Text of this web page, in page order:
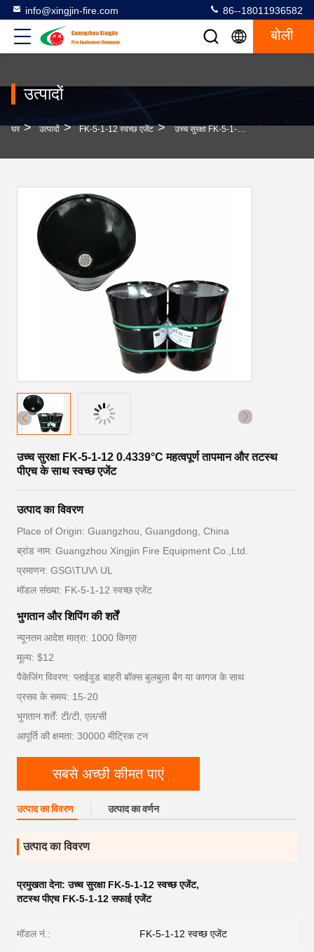
info@xingjin-fire.com 86--18011936582
बोली
उत्पादों
घर > उत्पादों > FK-5-1-12 स्वच्छ एजेंट > उच्च सुरक्षा FK-5-1-12 0.4339°C महत्वपूर्ण तापमान और तटस्थ पीएच के साथ स्वच्छ एजेंट
उच्च सुरक्षा FK-5-1-12 0.4339°C महत्वपूर्ण तापमान और तटस्थ
पीएच के साथ स्वच्छ एजेंट
उत्पाद का विवरण
Place of Origin: Guangzhou, Guangdong, China
ब्रांड नाम: Guangzhou Xingjin Fire Equipment Co.,Ltd.
प्रमाणन: GSG\TUV\ UL
मॉडल संख्या: FK-5-1-12 स्वच्छ एजेंट
भुगतान और शिपिंग की शर्तें
न्यूनतम आदेश मात्रा: 1000 किग्रा
मूल्य: $12
पैकेजिंग विवरण: प्लाईवुड बाहरी बॉक्स बुलबुला बैग या कागज के साथ
प्रसव के समय: 15-20
भुगतान शर्तें: टी/टी, एल/सी
आपूर्ति की क्षमता: 30000 मीट्रिक टन
सबसे अच्छी कीमत पाएं
उत्पाद का विवरण उत्पाद का वर्णन
उत्पाद का विवरण
प्रमुखता देना:उच्च सुरक्षा FK-5-1-12 स्वच्छ एजेंट,
तटस्थ पीएच FK-5-1-12 सफाई एजेंट
मॉडल नं.: FK-5-1-12 स्वच्छ एजेंट